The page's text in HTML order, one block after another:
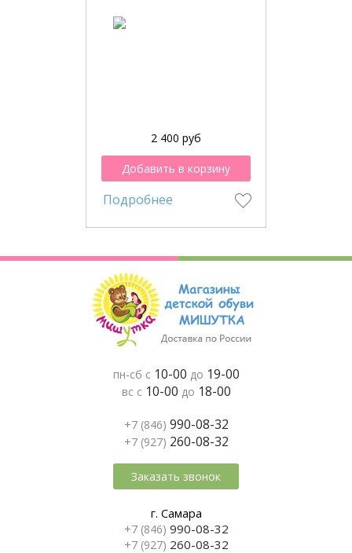
2 400 руб
Добавить в корзину
Подробнее
пн-сб с 10-00 до 19-00
вс с 10-00 до 18-00
+7 (846) 990-08-32
+7 (927) 260-08-32
Заказать звонок
г. Самара
+7 (846) 990-08-32
+7 (927) 260-08-32